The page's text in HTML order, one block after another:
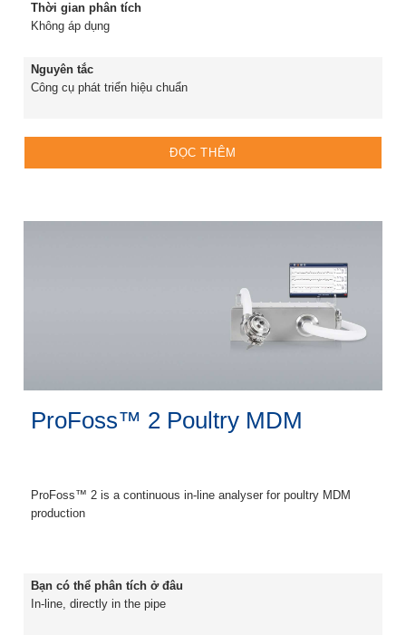
Thời gian phân tích
Không áp dụng
Nguyên tắc
Công cụ phát triển hiệu chuẩn
ĐỌC THÊM
ProFoss™ 2 Poultry MDM
ProFoss™ 2 is a continuous in-line analyser for poultry MDM
production
Bạn có thể phân tích ở đâu
In-line, directly in the pipe